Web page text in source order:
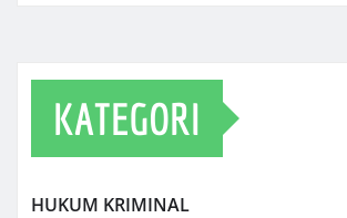
KATEGORI
HUKUM KRIMINAL